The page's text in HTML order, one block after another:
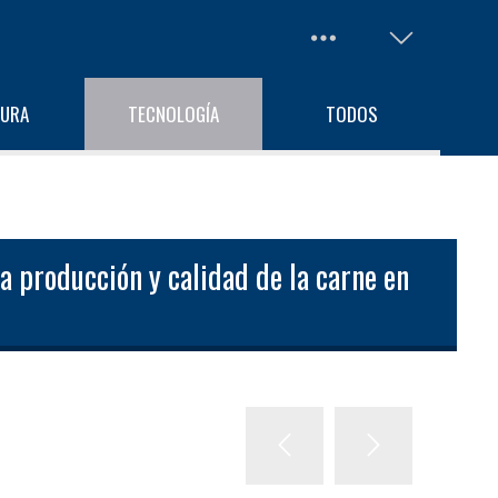
TECNOLOGÍA TODOS
producción y calidad de la carne en